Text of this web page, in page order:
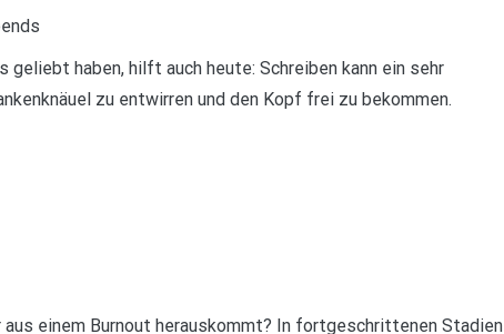
geliebt haben, hilft auch heute: Schreiben kann ein sehr
zu entwirren und den Kopf frei zu bekommen.
einem Burnout herauskommt? In fortgeschrittenen Stadien